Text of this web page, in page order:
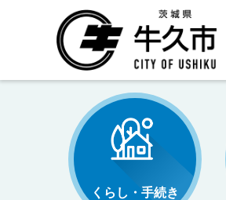
くらし・手続き